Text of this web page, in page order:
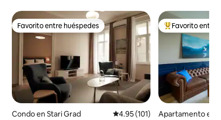
Favorito entre huéspedes
Favorito entre huéspedes
Condo en Stari Grad Calificación promedio: 4.95 de
4.95 (101)
Favorito entre
Favorito entre
Apartamento en